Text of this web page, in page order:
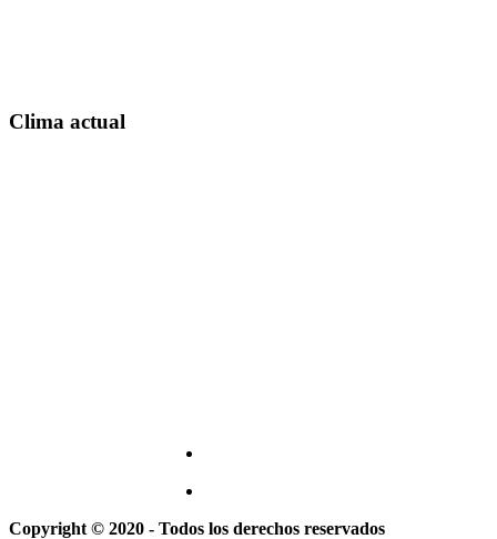
Clima actual
Copyright © 2020 - Todos los derechos reservados